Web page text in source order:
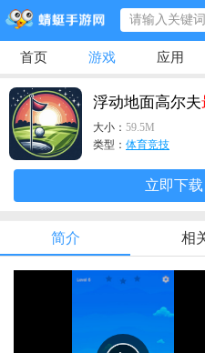
首页 游戏 应用
专题
浮动地面高尔夫
大小： 59.5M
类型： 体育竞技
立即下载
简介 相